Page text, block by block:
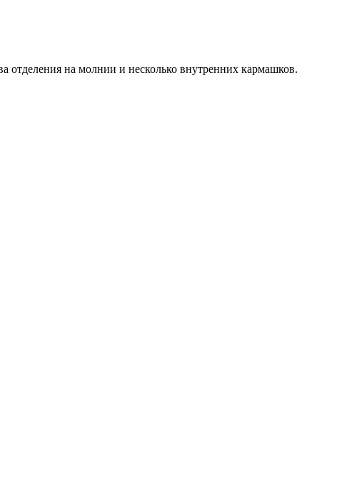
отделения на молнии и несколько внутренних кармашков.